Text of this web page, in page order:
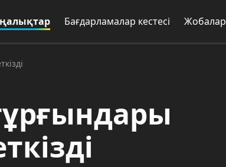
Бағдарламалар кестесі Жобалар